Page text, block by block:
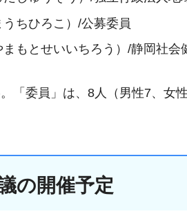
ちひろこ）/公募委員
もとせいいちろう）/静岡社会
「委員」は、8人（男性7、女
の開催予定